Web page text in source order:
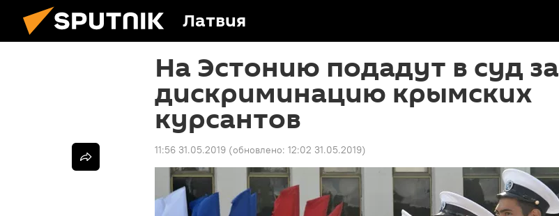
Латвия
На Эстонию подадут в суд за
дискриминацию крымских
курсантов
11:56 31.05.2019 (обновлено: 12:02 31.05.2019)